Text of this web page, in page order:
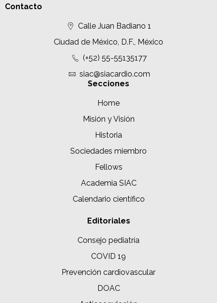
Contacto
Calle Juan Badiano 1
Ciudad de México, D.F., México
(+52) 55-55135177
siac@siacardio.com
Secciones
Home
Misión y Visión
Historia
Sociedades miembro
Fellows
Academia SIAC
Calendario científico
Editoriales
Consejo pediatría
COVID 19
Prevención cardiovascular
DOAC